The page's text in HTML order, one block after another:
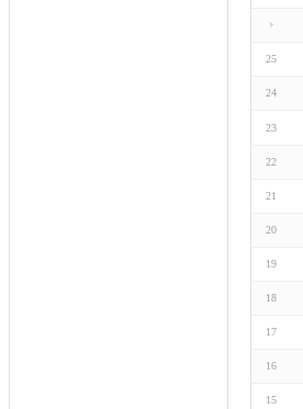
25
24
23
22
21
20
19
18
17
16
15